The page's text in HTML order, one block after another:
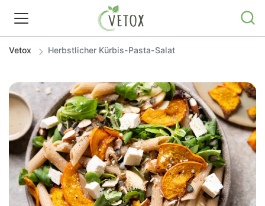
REZEPTWELT
WISSEN
SHOP
GRATIS ERNÄHRUNGSTIPPS
Vetox Herbstlicher Kürbis-Pasta-Salat